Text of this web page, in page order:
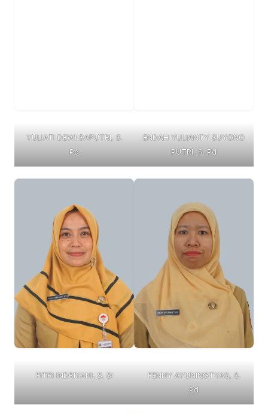
YULIATI DEWI SAPUTRI, S.
Pd
ENDAH YULIANTY SUYONO
PUTRI, S. Pd
FITRI INDRIYANI, S. Si
FENNY AYUNINGTYAS, S.
Pd